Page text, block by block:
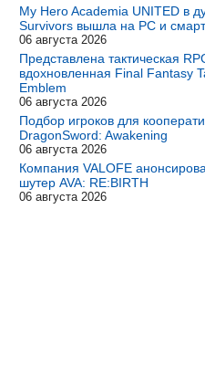
My Hero Academia UNITED в
Survivors вышла на PC и
06 августа 2026
Представлена тактическая
вдохновленная Final Fantasy
Emblem
06 августа 2026
Подбор игроков для
DragonSword: Awakening
06 августа 2026
Компания VALOFE
шутер AVA: RE:BIRTH
06 августа 2026